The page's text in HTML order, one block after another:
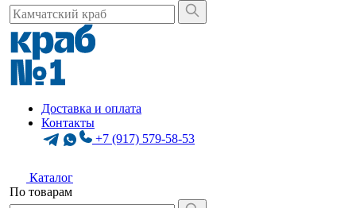
Доставка и оплата
Контакты
+7 (917) 579-58-53
Каталог
По товарам